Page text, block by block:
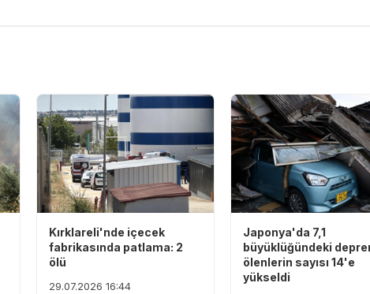
Kırklareli'nde içecek
fabrikasında patlama: 2
ölü
29.07.2026 16:44
Japonya'da 7,1
büyüklüğündeki
ölenlerin sayısı 14'e
yükseldi